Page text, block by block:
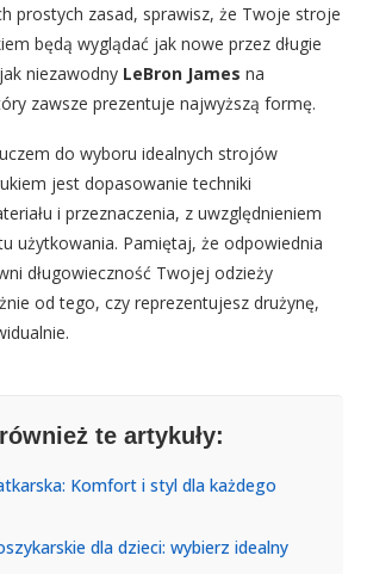
prostych zasad, sprawisz, że Twoje stroje
będą wyglądać jak nowe przez długie
niezawodny LeBron James na
zawsze prezentuje najwyższą formę.
do wyboru idealnych strojów
jest dopasowanie techniki
i przeznaczenia, z uwzględnieniem
użytkowania. Pamiętaj, że odpowiednia
długowieczność Twojej odzieży
od tego, czy reprezentujesz drużynę,
te artykuły:
Komfort i styl dla każdego
dla dzieci: wybierz idealny